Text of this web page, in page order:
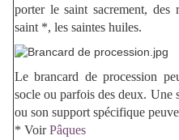
porter le saint sacrement, des
saint *, les saintes huiles.
Le brancard de procession
socle ou parfois des deux. Une
ou son support spécifique
* VoirPâques